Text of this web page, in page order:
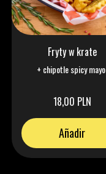
Fryty w krate
+ chipotle spicy mayo
18,00 PLN
Añadir